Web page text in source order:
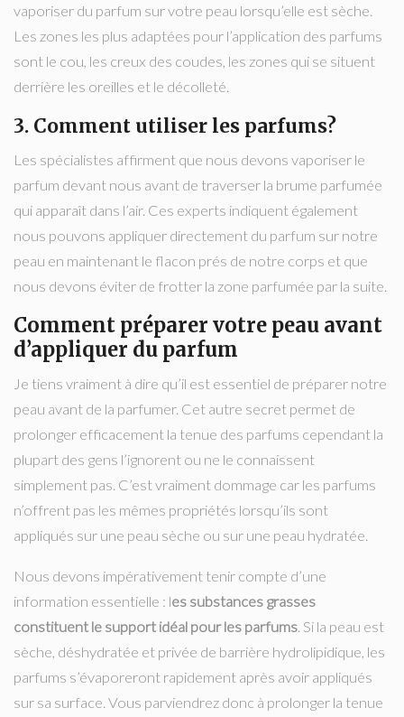
vaporiser du parfum sur votre peau lorsqu’elle est sèche.
Les zones les plus adaptées pour l’application des parfums
sont le cou, les creux des coudes, les zones qui se situent
derrière les oreilles et le décolleté.
3. Comment utiliser les parfums?
Les spécialistes affirment que nous devons vaporiser le
parfum devant nous avant de traverser la brume parfumée
qui apparaît dans l’air. Ces experts indiquent également
nous pouvons appliquer directement du parfum sur notre
peau en maintenant le flacon prés de notre corps et que
nous devons éviter de frotter la zone parfumée par la suite.
Comment préparer votre peau avant
d’appliquer du parfum
Je tiens vraiment à dire qu’il est essentiel de préparer notre
peau avant de la parfumer. Cet autre secret permet de
prolonger efficacement la tenue des parfums cependant la
plupart des gens l’ignorent ou ne le connaissent
simplement pas. C’est vraiment dommage car les parfums
n’offrent pas les mêmes propriétés lorsqu’ils sont
appliqués sur une peau sèche ou sur une peau hydratée.
Nous devons impérativement tenir compte d’une
information essentielle : les substances grasses
constituent le support idéal pour les parfums. Si la peau est
sèche, déshydratée et privée de barrière hydrolipidique, les
parfums s’évaporeront rapidement après avoir appliqués
sur sa surface. Vous parviendrez donc à prolonger la tenue